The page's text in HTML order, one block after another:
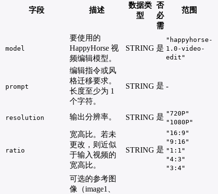
字段 描述
数据类
型
否
必
需
范围
model
要使用的
HappyHorse 视
频编辑模型。
STRING 是
"happyhorse-
1.0-video-
edit"
prompt
编辑指令或风
格迁移要求。
长度至少为 1
个字符。
STRING 是 -
resolution 输出分辨率。 STRING 是 "720P"
"1080P"
ratio
宽高比。若未
更改，则近似
于输入视频的
宽高比。
STRING 是
"16:9"
"9:16"
"1:1"
"4:3"
"3:4"
可选的参考图
像（image1、